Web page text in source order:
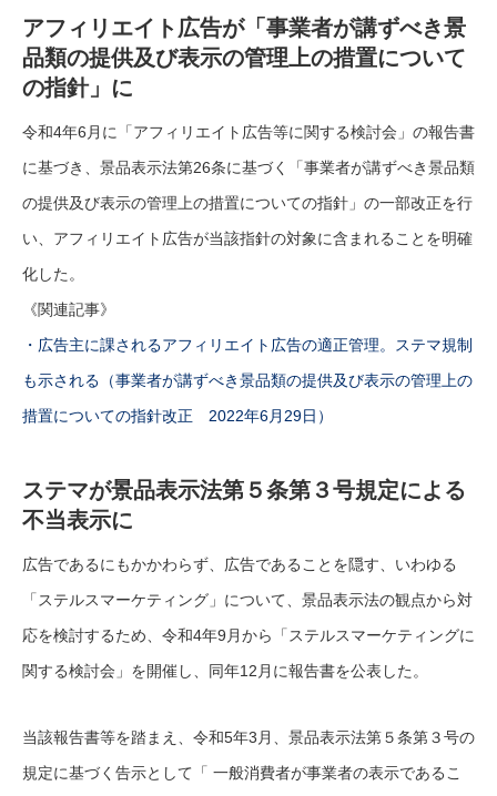
アフィリエイト広告が「事業者が講ずべき景
品類の提供及び表示の管理上の措置について
の指針」に
令和4年6月に「アフィリエイト広告等に関する検討会」の報告書
に基づき、景品表示法第26条に基づく「事業者が講ずべき景品類
の提供及び表示の管理上の措置についての指針」の一部改正を行
い、アフィリエイト広告が当該指針の対象に含まれることを明確
化した。
《関連記事》
・広告主に課されるアフィリエイト広告の適正管理。ステマ規制
も示される（事業者が講ずべき景品類の提供及び表示の管理上の
措置についての指針改正 2022年6月29日）
ステマが景品表示法第５条第３号規定による
不当表示に
広告であるにもかかわらず、広告であることを隠す、いわゆる
「ステルスマーケティング」について、景品表示法の観点から対
応を検討するため、令和4年9月から「ステルスマーケティングに
関する検討会」を開催し、同年12月に報告書を公表した。
当該報告書等を踏まえ、令和5年3月、景品表示法第５条第３号の
規定に基づく告示として「 一般消費者が事業者の表示であるこ